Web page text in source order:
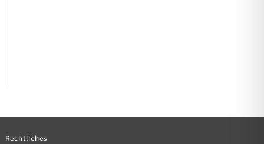
Rechtliches